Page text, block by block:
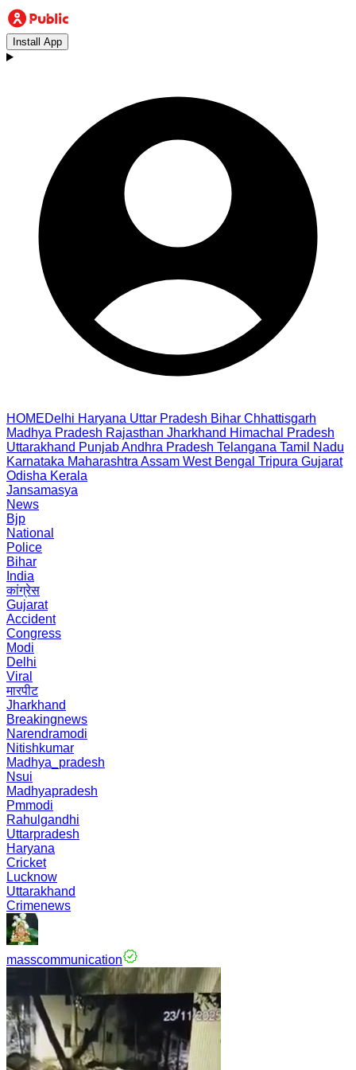
Install App
HOMEDelhi Haryana Uttar Pradesh Bihar Chhattisgarh
Madhya Pradesh Rajasthan Jharkhand Himachal Pradesh
Uttarakhand PunjabAndhra Pradesh Telangana Tamil Nadu
Karnataka Maharashtra Assam West Bengal Tripura Gujarat
Odisha Kerala
Jansamasya
News
Bjp
National
Police
Bihar
India
कांग्रेस
Gujarat
Accident
Congress
Modi
Delhi
Viral
मारपीट
Jharkhand
Breakingnews
Narendramodi
Nitishkumar
Madhya_pradesh
Nsui
Madhyapradesh
Pmmodi
Rahulgandhi
Uttarpradesh
Haryana
Cricket
Lucknow
Uttarakhand
Crimenews
masscommunication